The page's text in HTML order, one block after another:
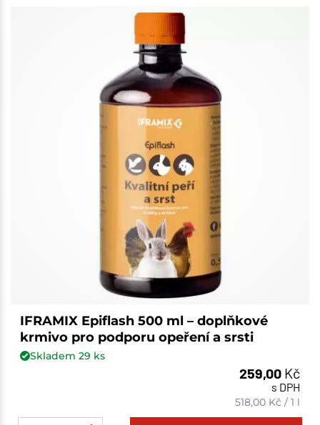
IFRAMIX Epiflash 500 ml – doplňkové
krmivo pro podporu opeření a srsti
Skladem 29 ks
259,00 Kč
s DPH
518,00 Kč /1 l